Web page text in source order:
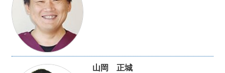
山岡 正城